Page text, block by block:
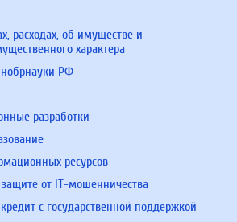
расходах, об имуществе и
характера
РФ
разработки
ресурсов
от IT-мошенничества
с государственной поддержкой